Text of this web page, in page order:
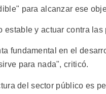
para alcanzar ese
estable y actuar contra
fundamental en el
para nada", criticó.
del sector público es